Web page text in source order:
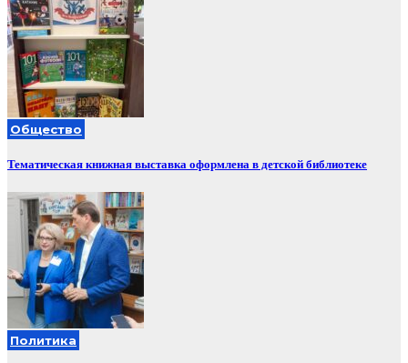
Общество
Тематическая книжная выставка оформлена в детской библиотеке
Политика